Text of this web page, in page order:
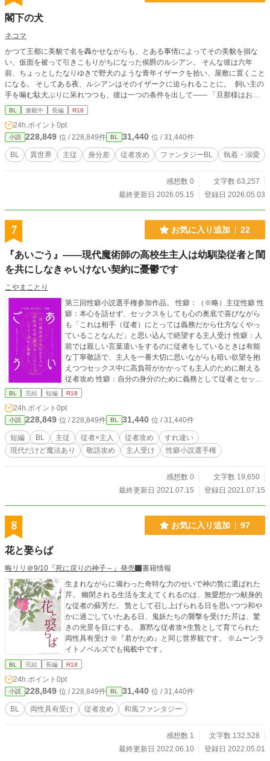
閣下の犬
ネコマ
かつて王都に美貌で名を轟かせながらも、とある事情によってその美貌を損な
い、仮面を被って引きこもりがちになった侯爵のルシアン。 そんな彼は六年
前、ちょっとしたなりゆきで野犬のような青年イザークを拾い、屋敷に置くこと
になる。 そしてある夜、ルシアンはそのイザークに迫られることに。 飼い主の
手を噛む駄犬ぶりに呆れつつも、彼は一つの条件を出して—— 「旦那様はお可
愛らしい」 「お優しい、だろうが。駄犬」 これは主従でありながらどこか歪な
距離のまま互いを選び続ける二人と、その周囲の人々の日々を描く物語。
BL 連載中 長編 R18
24h.ポイント 0pt
小説 228,849 位 / 228,849件 BL 31,440 位 / 31,440件
BL 異世界 主従 身分差 従者攻め ファンタジーBL 執着・溺愛
感想数 0
文字数 63,257
最終更新日 2026.05.15
登録日 2026.05.03
7 お気に入り追加 22
『あいごう』――現代魔術師の高校生主人は幼馴染従者と閨
を共にしなきゃいけない契約に憂鬱です
こやまことり
第三回性癖小説選手権参加作品。 性癖：（※略）主従性癖 性
癖：本心を話せず、セックスをしても心の奥底で喜びながら
も「これは相手（従者）にとっては義務だから仕方なくやっ
ていることなんだ」と思い込んで絶望する主人受け 性癖：人
前では親しい言葉遣いをするのに従者をしているときは有能
な丁寧敬語で、主人を一番大切に思いながらも暗い欲望を抱
えつつセックス中に高負荷がかかっても主人のために耐える
従者攻め 性癖：自分の身分のために義務として従者とセック
スしなければいけないことに葛藤する受け 性癖：自分で自分
先に身体をくっつけなければいけない事情があって、そのせ
いで互いの溝が深まっていくすれ違いBL （※略……主従の二
人がくっつくまで100話くらいかかってほしいけどその間に
も先に身体はくっついていてほしいし何ならそのせいですれ
違ったり互いに傷ついたり苦しんでじれじれしながら最後は
魔術師をしている高校生主人が契約のために従者とセックス
BL 完結 短編 R18
24h.ポイント 0pt
小説 228,849 位 / 228,849件 BL 31,440 位 / 31,440件
短編 BL 主従 従者×主人 従者攻め
すれ違い
現代だけど魔法あり
敬語攻め 主人受け 性癖小説選手権
感想数 0
文字数 19,650
最終更新日 2021.07.15
登録日 2021.07.15
8 お気に入り追加 97
花と娶らば
晦リリ＠9/10『死に戻りの神子～』発売
書籍情報
生まれながらに備わった奇特な力のせいで神の贄に選ばれた
芹。 幽閉される生活を支えてくれるのは、無愛想かつ献身的
な従者の蘇芳だ。 贄として召し上げられる日を思いつつ和や
かに過ごしていたある日、鬼妖たちの襲撃を受けた芹は、驚
きの光景を目にする。 寡黙な従者攻×生贄として育てられた
両性具有受け ※『君がため』と同じ世界観です。 ※ムーンラ
イトノベルズでも掲載中です。
BL 完結 長編 R18
24h.ポイント 0pt
小説 228,849 位 / 228,849件 BL 31,440 位 / 31,440件
BL 両性具有受け 従者攻め 和風ファンタジー
感想数 1
文字数 132,528
最終更新日 2022.06.10
登録日 2022.05.01